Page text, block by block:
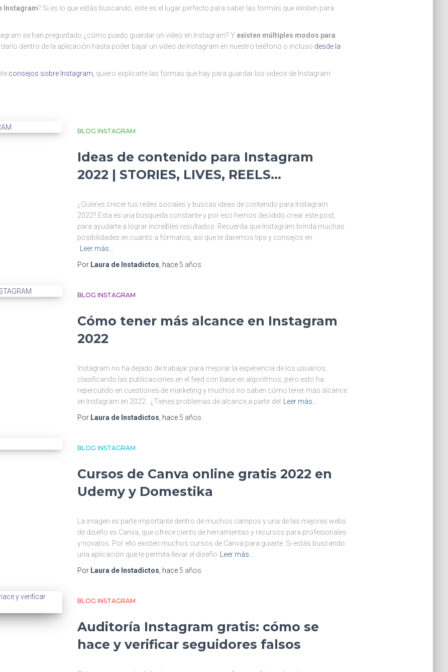
Instagram? Si es lo que estás buscando, este es el lugar perfecto para saber las formas que existen para
se han preguntado ¿cómo puedo guardar un vídeo en Instagram? Y existen múltiples modos para
dentro de la aplicación hasta poder bajar un vídeo de Instagram en nuestro teléfono o incluso desde la
consejos sobre Instagram, quiero explicarte las formas que hay para guardar los videos de Instagram:
BLOG INSTAGRAM
Ideas de contenido para Instagram
2022 | STORIES, LIVES, REELS…
¿Quieres crecer tus redes sociales y buscas ideas de contenido para Instagram
2022? Esta es una búsqueda constante y por eso hemos decidido crear este post,
para ayudarte a lograr increíbles resultados. Recuerda que Instagram brinda muchas
posibilidades en cuanto a formatos, así que te daremos tips y consejos en
Leer más…
Por Laura de Instadictos , hace 5 años
BLOG INSTAGRAM
Cómo tener más alcance en Instagram
2022
Instagram no ha dejado de trabajar para mejorar la experiencia de los usuarios,
clasificando las publicaciones en el feed con base en algoritmos, pero esto ha
repercutido en cuestiones de marketing y muchos no saben cómo tener más alcance
en Instagram en 2022. ¿Tienes problemas de alcance a partir del
Leer más…
Por Laura de Instadictos , hace 5 años
BLOG INSTAGRAM
Cursos de Canva online gratis 2022 en
Udemy y Domestika
La imagen es parte importante dentro de muchos campos y una de las mejores webs
de diseño es Canva, que ofrece ciento de herramientas y recursos para profesionales
y novatos. Por ello existen muchos cursos de Canva para guiarte. Si estás buscando
una aplicación que te permita llevar el diseño
Leer más…
Por Laura de Instadictos , hace 5 años
BLOG INSTAGRAM
Auditoría Instagram gratis: cómo se
hace y verificar seguidores falsos